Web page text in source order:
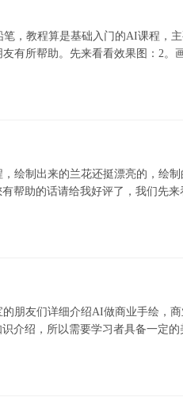
，教程算是基础入门的AI课程，
有所帮助。先来看看效果图：2。
绘制出来的兰花还挺漂亮的，绘
帮助的话请给我好评了，我们先来
朋友们详细介绍AI做商业手绘，
介绍，所以需要学习者具备一定